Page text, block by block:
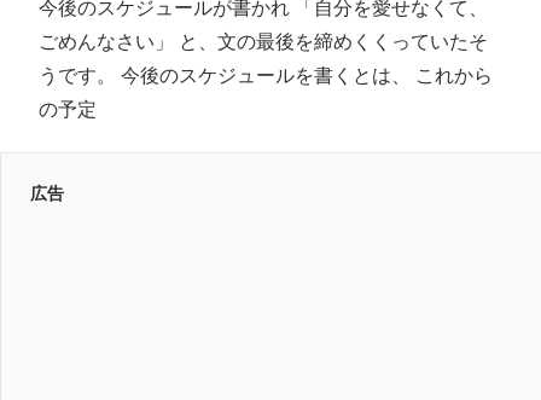
今後のスケジュールが書かれ 「自分を愛せなくて、
ごめんなさい」 と、文の最後を締めくくっていたそ
うです。 今後のスケジュールを書くとは、 これから
の予定
広告